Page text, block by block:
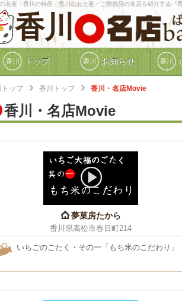
名産・香川の特産・香川のお土産・ご贈答品の名店を紹介する『
香川
トップ お知らせ
トップ 香川トップ 香川・名店Movie
香川・名店Movie
夢菓房たから
香川県高松市春日町214
いちごのごたく・その一「もち米のこだわり」